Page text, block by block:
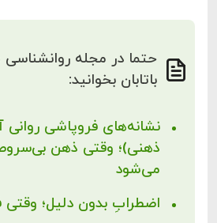
حتما در مجله روانشناسی
باتابان بخوانید:
ذهنی)؛ وقتی ذهن
می‌شود
اضطرابِ بدون دلیل؛ وقتی